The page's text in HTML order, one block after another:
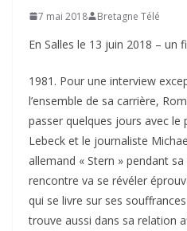
7 mai 2018 Bretagne Télé
En Salles le 13 juin 2018 – un
1981. Pour une interview
l’ensemble de sa carrière,
passer quelques jours avec
Lebeck et le journaliste
allemand « Stern » pendant
rencontre va se révéler
qui se livre sur ses
trouve aussi dans sa relation